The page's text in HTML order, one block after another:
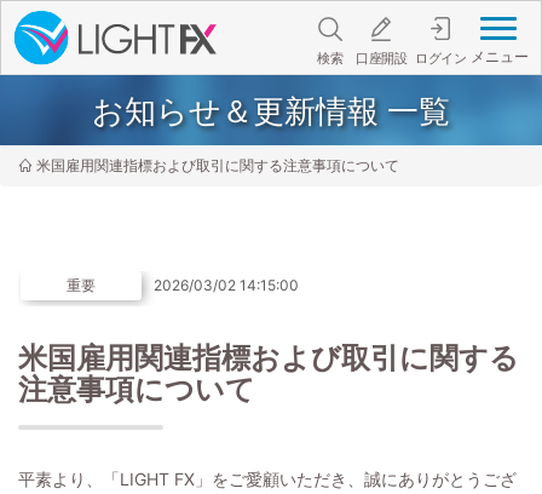
メニュー
検索 口座開設 ログイン
お知らせ＆更新情報 一覧
米国雇用関連指標および取引に関する注意事項について
重要 2026/03/02 14:15:00
米国雇用関連指標および取引に関する
注意事項について
平素より、「LIGHT FX」をご愛顧いただき、誠にありがとうござ